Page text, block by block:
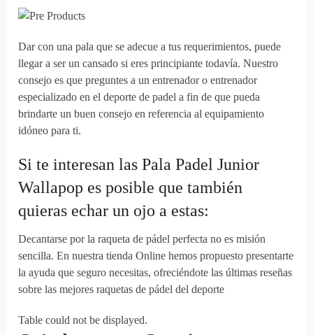
Dar con una pala que se adecue a tus requerimientos, puede
llegar a ser un cansado si eres principiante todavía. Nuestro
consejo es que preguntes a un entrenador o entrenador
especializado en el deporte de padel a fin de que pueda
brindarte un buen consejo en referencia al equipamiento
idóneo para ti.
Si te interesan las Pala Padel Junior
Wallapop es posible que también
quieras echar un ojo a estas:
Decantarse por la raqueta de pádel perfecta no es misión
sencilla. En nuestra tienda Online hemos propuesto presentarte
la ayuda que seguro necesitas, ofreciéndote las últimas reseñas
sobre las mejores raquetas de pádel del deporte
Table could not be displayed.